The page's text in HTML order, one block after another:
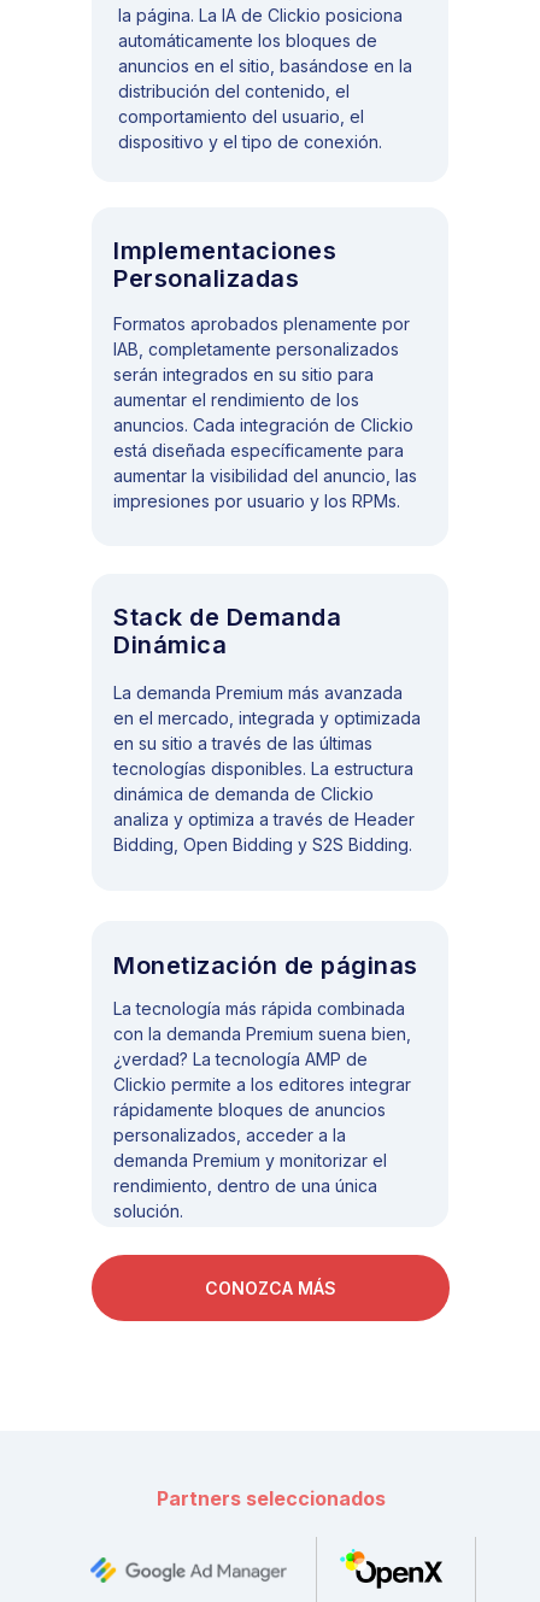
la página. La IA de Clickio posiciona
automáticamente los bloques de
anuncios en el sitio, basándose en la
distribución del contenido, el
comportamiento del usuario, el
dispositivo y el tipo de conexión.
CONOZCA MÁS
La demanda Premium más avanzada
en el mercado, integrada y optimizada
en su sitio a través de las últimas
tecnologías disponibles. La estructura
dinámica de demanda de Clickio
analiza y optimiza a través de Header
Bidding, Open Bidding y S2S Bidding.
Stack de Demanda
Dinámica
Implementaciones
Personalizadas
Formatos aprobados plenamente por
IAB, completamente personalizados
serán integrados en su sitio para
aumentar el rendimiento de los
anuncios. Cada integración de Clickio
está diseñada específicamente para
aumentar la visibilidad del anuncio, las
impresiones por usuario y los RPMs.
Monetización de páginas
La tecnología más rápida combinada
con la demanda Premium suena bien,
¿verdad? La tecnología AMP de
Clickio permite a los editores integrar
rápidamente bloques de anuncios
personalizados, acceder a la
demanda Premium y monitorizar el
rendimiento, dentro de una única
solución.
Partners seleccionados